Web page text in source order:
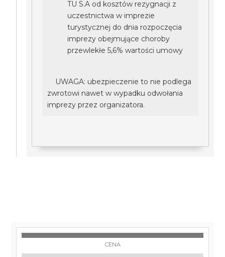
TU S.A od kosztów rezygnacji z
uczestnictwa w imprezie
turystycznej do dnia rozpoczęcia
imprezy obejmujące choroby
przewlekłe 5,6% wartości umowy
UWAGA: ubezpieczenie to nie podlega
zwrotowi nawet w wypadku odwołania
imprezy przez organizatora.
CENA